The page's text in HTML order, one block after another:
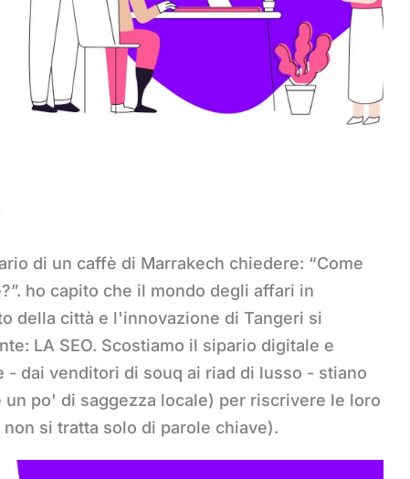
di un caffè di Marrakech chiedere: “Come
ho capito che il mondo degli affari in
della città e l'innovazione di Tangeri si
LA SEO. Scostiamo il sipario digitale e
- dai venditori di souq ai riad di lusso - stiano
po' di saggezza locale) per riscrivere le loro
si tratta solo di parole chiave).